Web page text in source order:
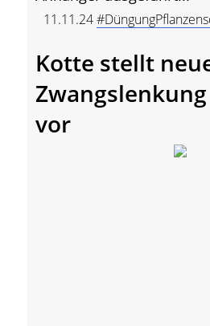
11.11.24
Kotte stellt
Zwangslenkung
vor